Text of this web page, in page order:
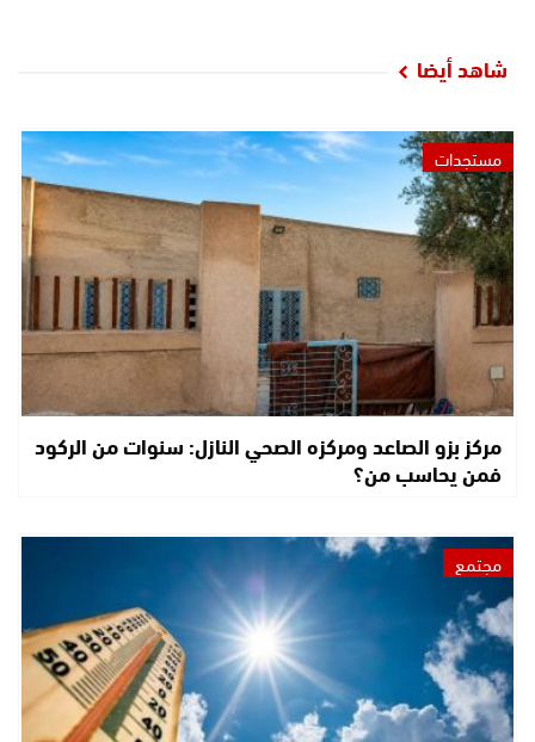
شاهد أيضا
مستجدات
مركز بزو الصاعد ومركزه الصحي النازل: سنوات من الركود
فمن يحاسب من؟
مجتمع